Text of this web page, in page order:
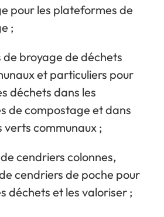
pour les plateformes de
;
de broyage de déchets
et particuliers pour
déchets dans les
de compostage et dans
verts communaux ;
cendriers colonnes,
cendriers de poche pour
déchets et les valoriser ;